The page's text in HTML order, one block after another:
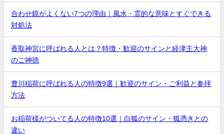
合わせ鏡がよくない7つの理由｜風水・霊的な意味とすぐできる
対処法
香取神宮に呼ばれる人とは？特徴・歓迎のサインと経津主大神
のご神徳
豊川稲荷に呼ばれる人の特徴9選｜歓迎のサイン・ご利益と参拝
方法
お稲荷様がついてる人の特徴10選｜白狐のサイン・狐憑きとの
違い